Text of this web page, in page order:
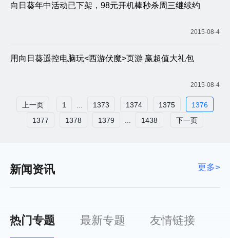
向日葵年中活动已下架，98元开机棒秒杀周三继续约
2015-08-4
用向日葵遥控电脑玩<西游伏魔>页游 赢超值大礼包
2015-08-4
上一页 1 1373 1374 1375
1376
1377
1378 1379 1438 下一页
新闻资讯 更多>
热门专题 最新专题 友情链接